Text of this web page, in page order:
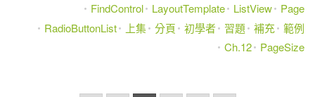
FindControl
LayoutTemplate ListView
Page
RadioButtonList
上集 分頁 初學者 習題 補充 範例
Ch.12
PageSize